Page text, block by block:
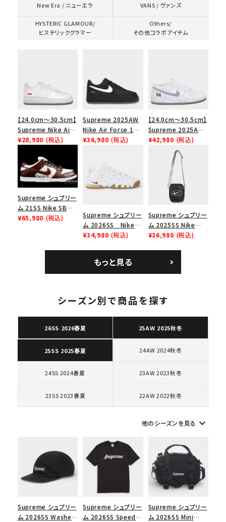
キーワードから探す
人気ワード 2026SS
Tシャツ・ロングスリーブ
ショルダー・ウエストバッグ
ボックスロゴ ブラックスウェット
カテゴリーから探す
コラボレーションブランドから探す
シーズンから探す
並び順
New Era / ニューエラ VANS / ヴァンズ
HYSTERIC GLAMOUR/
ヒステリックグラマー
Others/
その他コラボアイテム
【24.0cm～30.5cm】
Supreme Nike Air
Force 1 Low シュプ
ース１スニーカー シ
ューズ ホワイト
¥28,980 (税込)
Supreme 2025AW
Nike Air Force 1
Low シュプリーム ナ
ラック
¥36,980 (税込)
【24.0cm～30.5cm】
Supreme 2025AW
Nike SB Dunk Low
ナイキ SB ダンク ロ
ー スニーカー ホワイ
¥42,980 (税込)
Supreme シュプリー
ム 21SS Nike SB
Dunk Low ナイキSB
¥65,980 (税込)
Supreme シュプリー
ム 2026SS Nike
SB Air Max 2 CB 94
ロー SP ホワイト
¥34,980 (税込)
Supreme シュプリー
ム 2025SS Nike
Leather Shoulder
¥36,980 (税込)
もっと見る
シーズン別で商品を探す
26SS 2026春夏 25AW 2025秋冬
25SS 2025春夏 24AW 2024秋冬
24SS 2024春夏 23AW 2023秋冬
23SS 2023春夏 22AW 2022秋冬
他のシーズンを見る keyboard_arrow_down
Supreme シュプリー
ム 2026SS Washed
Supreme シュプリー
ム 2026SS Speed
Supreme シュプリー
ム 2026SS Mini